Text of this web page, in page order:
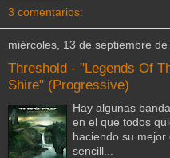
3 comentarios:
miércoles, 13 de septiembre de
Threshold - "Legends Of
Shire" (Progressive)
Hay algunas
en el que todos
haciendo su mejor
sencill...